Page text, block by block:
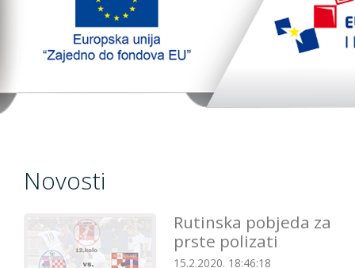
TopTim liga 29-10-2023
Novosti
Rutinska pobjeda za
prste polizati
15.2.2020. 18:46:18